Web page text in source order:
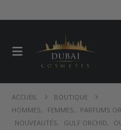
ACCUEIL
BOUTIQUE
HOMMES, FEMMES, PARFUMS
NOUVEAUTÉS, GULF ORCHID,